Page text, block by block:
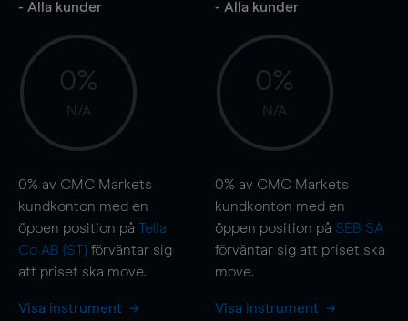
- Alla kunder
0%
N/A
0% av CMC Markets
kundkonton med en
öppen position på Telia
Co AB (ST) förväntar sig
att priset ska move.
Visa instrument
- Alla kunder
0%
N/A
0% av CMC Markets
kundkonton med en
öppen position på SEB SA
förväntar sig att priset ska
move.
Visa instrument